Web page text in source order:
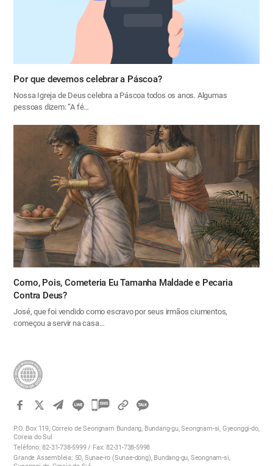
Por que devemos celebrar a Páscoa?
Nossa Igreja de Deus celebra a Páscoa todos os anos. Algumas
pessoas dizem: “A fé…
Como, Pois, Cometeria Eu Tamanha Maldade e Pecaria
Contra Deus?
José, que foi vendido como escravo por seus irmãos ciumentos,
começou a servir na casa…
카
오
톡
공
P.O. Box 119, Correio de Seongnam Bundang, Bundang-gu, Seongnam-si, Gyeonggi-do,
Coreia do Sul
Teléfono: 82-31-738-5999 / Fax: 82-31-738-5998
Grande Assembleia: 50, Sunae-ro (Sunae-dong), Bundang-gu, Seongnam-si,